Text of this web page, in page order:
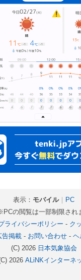
表示： モバイル｜ PC
の閲覧は一部制限され
ライバシーポリシー - ク
告掲載- お問い合わせ- ヘ
(C) 2026 日本気象協会
2026 ALiNKインターネ